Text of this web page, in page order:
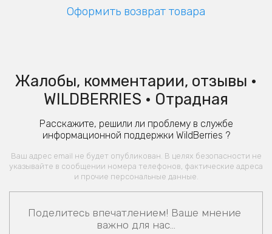
Оформить возврат товара
Жалобы, комментарии, отзывы •
WILDBERRIES • Отрадная
Расскажите, решили ли проблему в службе
информационной поддержки WildBerries ?
Ваш адрес email не будет опубликован. В целях безопасности не
указывайте в сообщении номера телефонов, фактические адреса
и прочие персональные данные.